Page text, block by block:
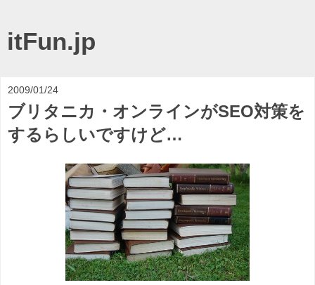
itFun.jp
2009/01/24
ブリタニカ・オンラインがSEO対策を
するらしいですけど…